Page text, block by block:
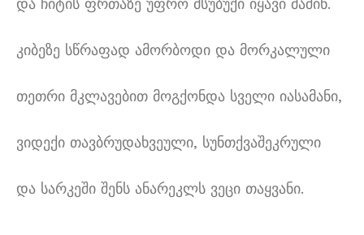
და ჩიტის ფრთაზე უფრო მსუბუქი იყავი მაშინ.
კიბეზე სწრაფად ამორბოდი და მორკალული
თეთრი მკლავებით მოგქონდა სველი იასამანი,
ვიდექი თავბრუდახვეული, სუნთქვაშეკრული
და სარკეში შენს ანარეკლს ვეცი თაყვანი.